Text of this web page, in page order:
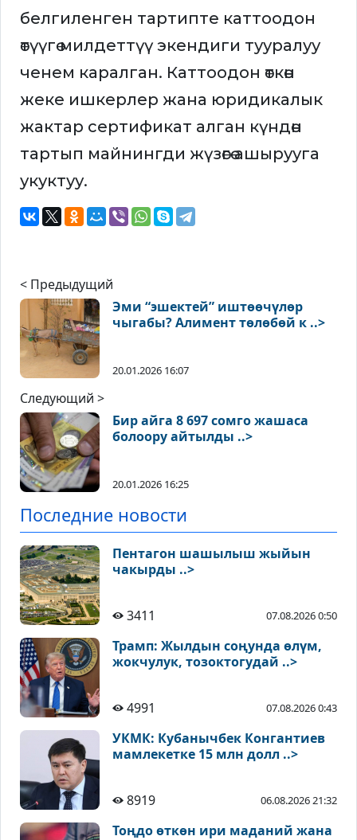
белгиленген тартипте каттоодон
өтүүгө милдеттүү экендиги тууралуу
ченем каралган. Каттоодон өткөн
жеке ишкерлер жана юридикалык
жактар сертификат алган күндөн
тартып майнингди жүзөгө ашырууга
укуктуу.
< Предыдущий
Эми “эшектей” иштөөчүлөр
чыгабы? Алимент төлөбөй к ..>
20.01.2026 16:07
Следующий >
Бир айга 8 697 сомго жашаса
болоору айтылды ..>
20.01.2026 16:25
Последние новости
Пентагон шашылыш жыйын
чакырды ..>
3411 07.08.2026 0:50
Трамп: Жылдын соңунда өлүм,
жокчулук, тозоктогудай ..>
4991 07.08.2026 0:43
УКМК: Кубанычбек Конгантиев
мамлекетке 15 млн долл ..>
8919 06.08.2026 21:32
Тоңдо өткөн ири маданий жана